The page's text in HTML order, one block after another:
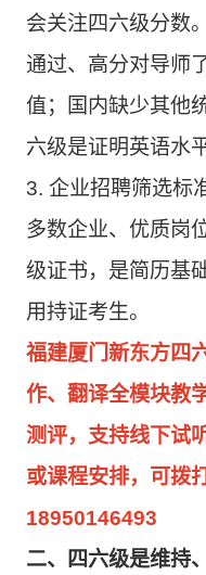
会关注四六级分数
通过、高分对导师
值；国内缺少其他
六级是证明英语水
3. 企业招聘筛选标
多数企业、优质岗
级证书，是简历基
用持证考生。
福建厦门新东方四
作、翻译全模块教
测评，支持线下试
或课程安排，可拨
18950146493
二、四六级是维持